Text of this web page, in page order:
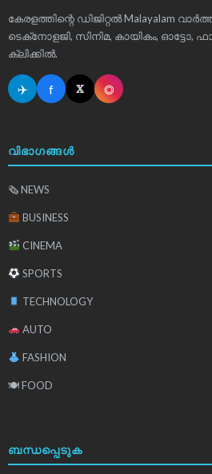
കേരളത്തിന്റെ ഡിജിറ്റൽ Malayalam
ടെക്‌നോളജി, സിനിമ, കായികം, ഓട്ടോ,
ക്ലിക്കിൽ.
✈ f 𝕏 ◎
വിഭാഗങ്ങൾ
🗞 NEWS
BUSINESS
CINEMA
SPORTS
TECHNOLOGY
AUTO
FASHION
🍽 FOOD
ബന്ധപ്പെടുക